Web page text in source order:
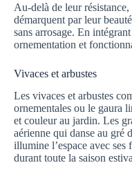
Au-delà de leur résistance,
démarquent par leur
sans arrosage. En
ornementation et
Vivaces et arbustes
Les vivaces et arbustes
ornementales ou le gaura
et couleur au jardin. Les
aérienne qui danse au gré
illumine l’espace avec ses
durant toute la saison